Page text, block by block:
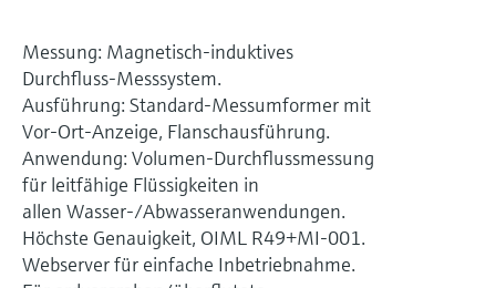
Alle ansehen
Messung: Magnetisch-induktives
Durchfluss-Messsystem.
Ausführung: Standard-Messumformer mit
Vor-Ort-Anzeige, Flanschausführung.
Anwendung: Volumen-Durchflussmessung
für leitfähige Flüssigkeiten in
allen Wasser-/Abwasseranwendungen.
Höchste Genauigkeit, OIML R49+MI-001.
Webserver für einfache Inbetriebnahme.